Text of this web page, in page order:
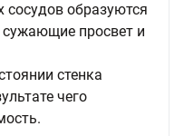
сосудов образуются
просвет и
стенка
чего